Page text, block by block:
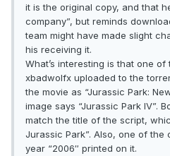
it is the original copy, and that
company”, but reminds
team might have made slight
his receiving it.
What’s interesting is that one
xbadwolfx uploaded to the
the movie as “Jurassic Park:
image says “Jurassic Park IV”.
match the title of the script,
Jurassic Park”. Also, one of the
year “2006″ printed on it.